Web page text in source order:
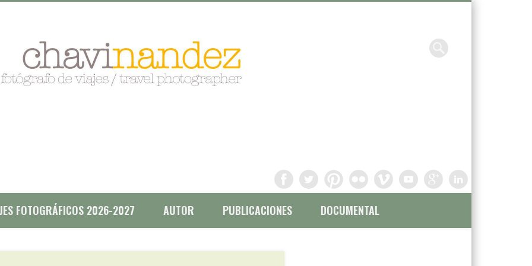
Chavinandez, Fotografía y
FOTOGRÁFICOS 2026-2027 AUTOR PUBLICACIONES DOCUMENTAL